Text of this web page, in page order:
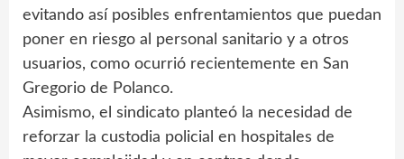
evitando así posibles enfrentamientos que puedan
poner en riesgo al personal sanitario y a otros
usuarios, como ocurrió recientemente en San
Gregorio de Polanco.
Asimismo, el sindicato planteó la necesidad de
reforzar la custodia policial en hospitales de